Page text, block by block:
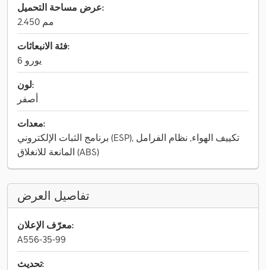
عرض مساحة التحميل:
2.450 مم
فئة الانبعاثات:
يورو 6
لون:
أصفر
معدات:
برنامج الثبات الإلكتروني (ESP), تكييف الهواء, نظام الفرامل
المانعة للانغلاق (ABS)
تفاصيل العرض
معرّف الإعلان:
A556-35-99
تحديث: